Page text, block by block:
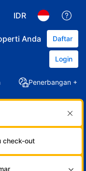
IDR
Anda Daftar
Login
Penerbangan +
check-out